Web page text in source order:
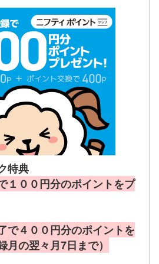
特典
１００円分のポイントをプ
で４００円分のポイントを
月の翌々月7日まで）